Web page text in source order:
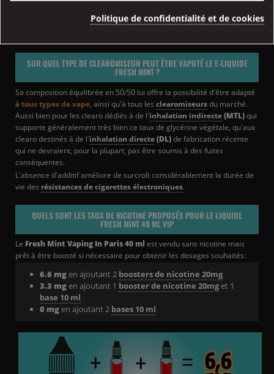
Retrouvez tous les e-liquides sans additif Vaping in Paris
SUR QUEL TYPE DE CLEAROMISEUR PEUT ÊTRE VAPOTÉ LE E-LIQUIDE
FRESH MINT ?
Sa composition équilibrée en 50/50 lui offre la possibilité d'être adapté
à tous types de vape, ainsi qu'à tous les clearomiseursdu marché.
Aussi bien pour les clearo dédiés à de l'inhalation indirecte(MTL)qui
supporte généralement très bien ce taux de glycérine végétale, qu'aux
clearo destinés à de l'inhalation directe(DL)de fabrication récente
qui ne devraient, pour la plupart, pas être soumis à des fuites
conséquentes.
L'absence d'additif améliore de surcroît considérablement la durée de
vie des résistances de cigarettes électroniques.
QUELS SONT LES TAUX DE NICOTINE PROPOSÉS POUR LE LIQUIDE
FRESH MINT 40 ML VIP
Le Fresh Mint Vaping In Paris 40 ml est vendu sans nicotine mais
prêt à être boosté si nécessaire pour obtenir les dosages souhaités:
6.6 mg en ajoutant 2 boosters de nicotine 20mg
3.3 mg en ajoutant 1 booster de nicotine 20mg et 1
base 10 ml
0 mg en ajoutant 2 bases 10 ml
Politique de confidentialité et de cookies